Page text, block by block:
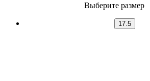
Выберите размер
17.5